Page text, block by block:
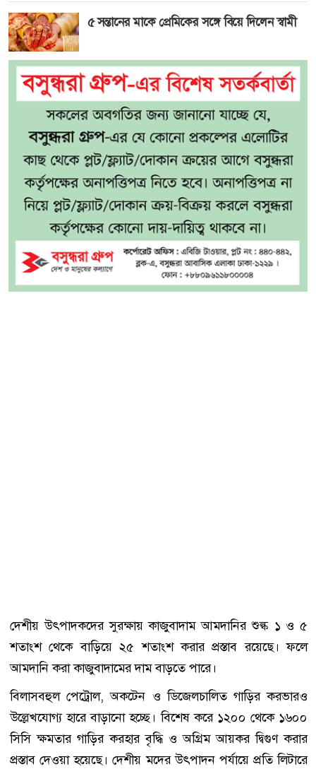
৫ সন্তানের মাকে প্রেমিকের সঙ্গে বিয়ে দিলেন স্বামী
দেশীয় উৎপাদকদের সুরক্ষায় কাজুবাদাম আমদানির শুল্ক ১ ও ৫
শতাংশ থেকে বাড়িয়ে ২৫ শতাংশ করার প্রস্তাব রয়েছে। ফলে
আমদানি করা কাজুবাদামের দাম বাড়তে পারে।
বিলাসবহুল পেট্রোল, অকটেন ও ডিজেলচালিত গাড়ির করভারও
উল্লেখযোগ্য হারে বাড়ানো হচ্ছে। বিশেষ করে ১২০০ থেকে ১৬০০
সিসি ক্ষমতার গাড়ির করহার বৃদ্ধি ও অগ্রিম আয়কর দ্বিগুণ করার
প্রস্তাব দেওয়া হয়েছে। দেশীয় মদের উৎপাদন পর্যায়ে প্রতি লিটারে